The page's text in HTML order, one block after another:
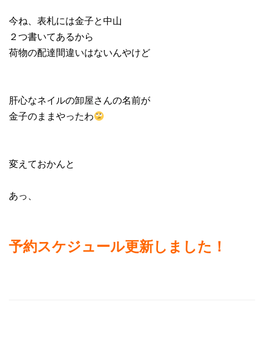
今ね、表札には金子と中山
２つ書いてあるから
荷物の配達間違いはないんやけど
肝心なネイルの卸屋さんの名前が
金子のままやったわ
変えておかんと
あっ、
予約スケジュール更新しました！